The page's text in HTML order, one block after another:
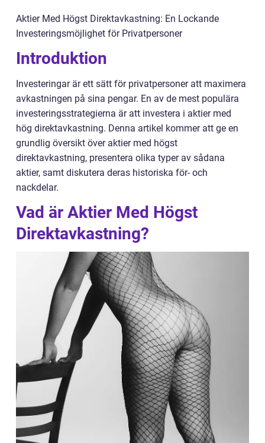
Aktier Med Högst Direktavkastning: En Lockande
Investeringsmöjlighet för Privatpersoner
Introduktion
Investeringar är ett sätt för privatpersoner att maximera
avkastningen på sina pengar. En av de mest populära
investeringsstrategierna är att investera i aktier med
hög direktavkastning. Denna artikel kommer att ge en
grundlig översikt över aktier med högst
direktavkastning, presentera olika typer av sådana
aktier, samt diskutera deras historiska för- och
nackdelar.
Vad är Aktier Med Högst
Direktavkastning?